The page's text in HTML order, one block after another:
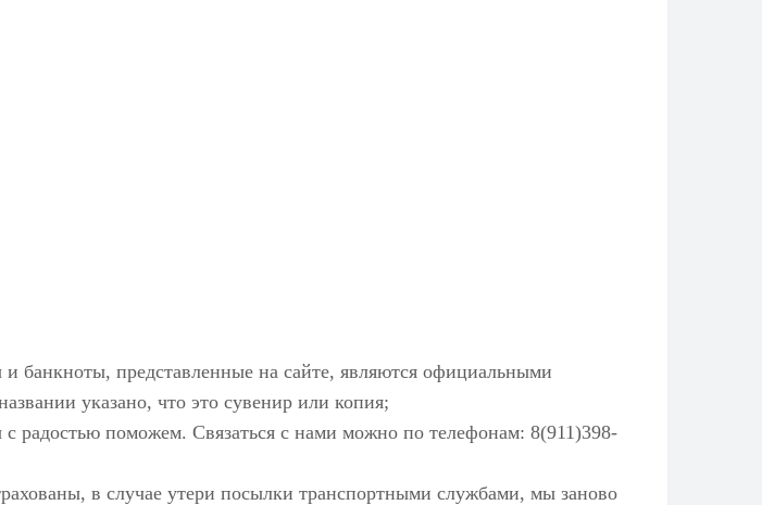
банкноты, представленные на сайте, являются официальными
указано, что это сувенир или копия;
радостью поможем. Связаться с нами можно по телефонам: 8(911)398-
в случае утери посылки транспортными службами, мы заново